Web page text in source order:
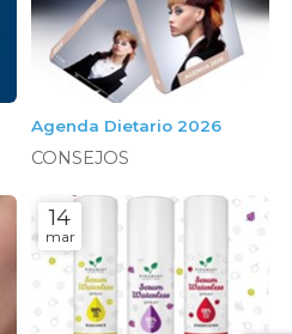
Agenda Dietario 2026
CONSEJOS
14
mar